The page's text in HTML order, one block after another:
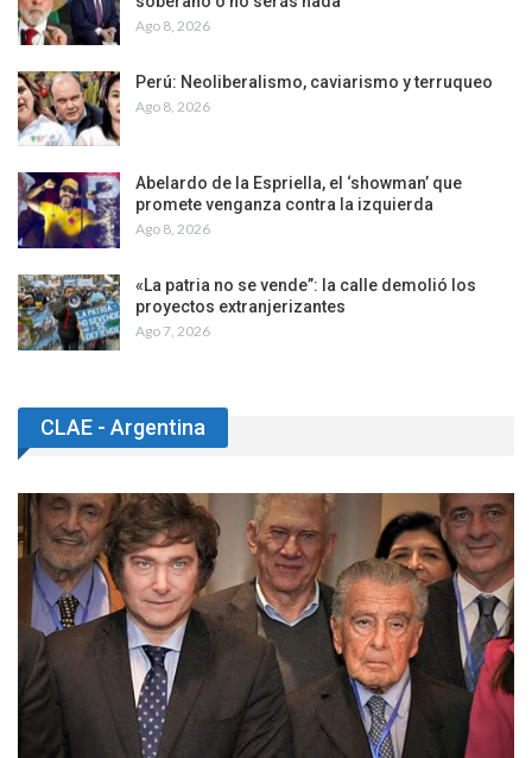
Ago 8, 2026
Perú: Neoliberalismo, caviarismo y terruqueo
Ago 8, 2026
Abelardo de la Espriella, el ‘showman’ que
promete venganza contra la izquierda
Ago 8, 2026
«La patria no se vende”: la calle demolió los
proyectos extranjerizantes
Ago 7, 2026
CLAE - Argentina